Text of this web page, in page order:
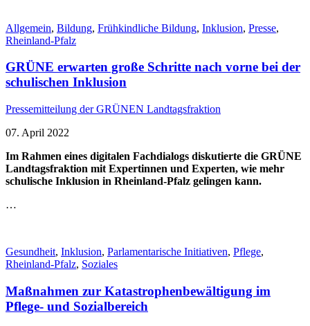
Allgemein, Bildung, Frühkindliche Bildung, Inklusion, Presse,
Rheinland-Pfalz
GRÜNE erwarten große Schritte nach vorne bei der
schulischen Inklusion
Pressemitteilung der GRÜNEN Landtagsfraktion
07. April 2022
Im Rahmen eines digitalen Fachdialogs diskutierte die GRÜNE
Landtagsfraktion mit Expertinnen und Experten, wie mehr
schulische Inklusion in Rheinland-Pfalz gelingen kann.
…
Gesundheit, Inklusion, Parlamentarische Initiativen, Pflege,
Rheinland-Pfalz, Soziales
Maßnahmen zur Katastrophenbewältigung im
Pflege- und Sozialbereich